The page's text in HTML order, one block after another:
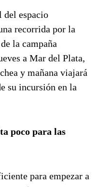
del espacio
recorrida por la
la campaña
a Mar del Plata,
y mañana viajará
su incursión en la
poco para las
para empezar a